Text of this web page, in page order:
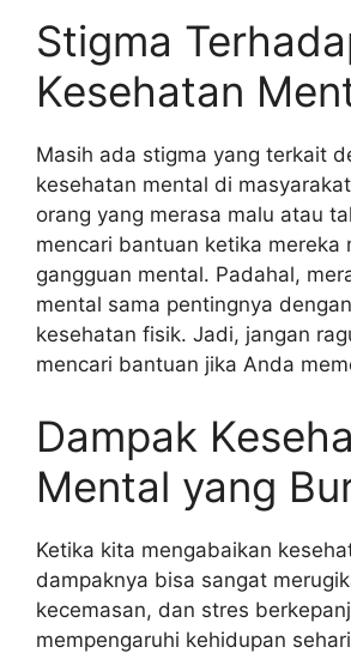
Stigma
Kesehatan
Masih ada stigma yang terkait
kesehatan mental di
orang yang merasa malu atau
mencari bantuan ketika mereka
gangguan mental. Padahal,
mental sama pentingnya
kesehatan fisik. Jadi, jangan
mencari bantuan jika Anda
Dampak
Mental yang
Ketika kita mengabaikan
dampaknya bisa sangat
kecemasan, dan stres
mempengaruhi kehidupan